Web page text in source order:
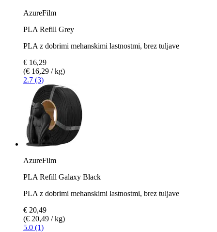
AzureFilm
PLA Refill Grey
PLA z dobrimi mehanskimi lastnostmi, brez tuljave
€ 16,29
(€ 16,29 / kg)
2.7 (3)
AzureFilm
PLA Refill Galaxy Black
PLA z dobrimi mehanskimi lastnostmi, brez tuljave
€ 20,49
(€ 20,49 / kg)
5.0 (1)